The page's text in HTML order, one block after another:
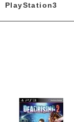
PlayStation3